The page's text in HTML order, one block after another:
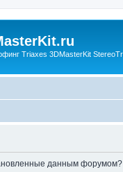
Triaxes 3DMasterKit
данным форумом?